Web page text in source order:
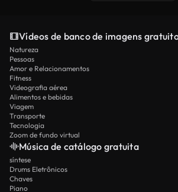
Vídeos de banco de imagens
Natureza
Pessoas
Amor e Relacionamentos
Fitness
Videografia aérea
Alimentos e bebidas
Viagem
Transporte
Tecnologia
Zoom de fundo virtual
Música de catálogo gratuita
síntese
Drums Eletrônicos
Chaves
Piano